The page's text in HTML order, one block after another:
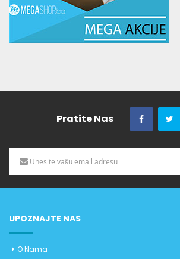
Pratite Nas
UPOZNAJTE NAS
O Nama